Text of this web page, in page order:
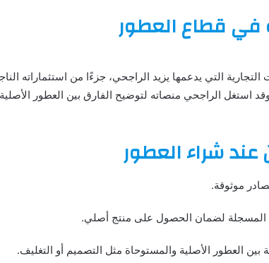
في قطاع العطور
التي يدعمها يزيد الراجحي، جزءًا من استثماراته
وقد استغل الراجحي منصاته لتوضيح الفارق بين العطور
شراء العطور
موثوقة.
المسجلة لضمان الحصول على منتج أصلي.
بين العطور الأصلية والمستوحاة مثل التصميم أو التغليف.